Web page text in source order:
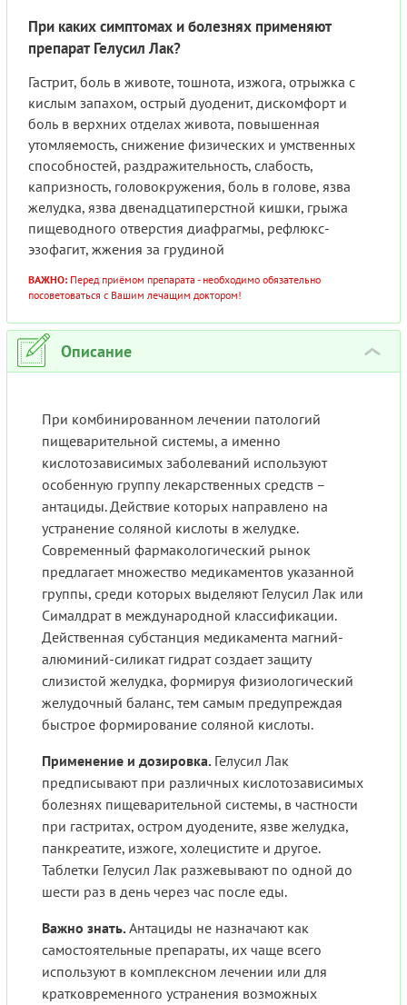
При каких симптомах и болезнях применяют
препарат Гелусил Лак?
Гастрит, боль в животе, тошнота, изжога, отрыжка с
кислым запахом, острый дуоденит, дискомфорт и
боль в верхних отделах живота, повышенная
утомляемость, снижение физических и умственных
способностей, раздражительность, слабость,
капризность, головокружения, боль в голове, язва
желудка, язва двенадцатиперстной кишки, грыжа
пищеводного отверстия диафрагмы, рефлюкс-
эзофагит, жжения за грудиной
ВАЖНО: Перед приёмом препарата - необходимо обязательно
посоветоваться с Вашим лечащим доктором!
Описание ›
При комбинированном лечении патологий
пищеварительной системы, а именно
кислотозависимых заболеваний используют
особенную группу лекарственных средств –
антациды. Действие которых направлено на
устранение соляной кислоты в желудке.
Современный фармакологический рынок
предлагает множество медикаментов указанной
группы, среди которых выделяют Гелусил Лак или
Сималдрат в международной классификации.
Действенная субстанция медикамента магний-
алюминий-силикат гидрат создает защиту
слизистой желудка, формируя физиологический
желудочный баланс, тем самым предупреждая
быстрое формирование соляной кислоты.
Применение и дозировка. Гелусил Лак
предписывают при различных кислотозависимых
болезнях пищеварительной системы, в частности
при гастритах, остром дуодените, язве желудка,
панкреатите, изжоге, холецистите и другое.
Таблетки Гелусил Лак разжевывают по одной до
шести раз в день через час после еды.
Важно знать. Антациды не назначают как
самостоятельные препараты, их чаще всего
используют в комплексном лечении или для
кратковременного устранения возможных